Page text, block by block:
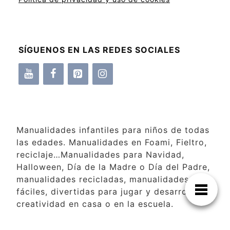
SÍGUENOS EN LAS REDES SOCIALES
Manualidades infantiles para niños de todas
las edades. Manualidades en Foami, Fieltro,
reciclaje…Manualidades para Navidad,
Halloween, Día de la Madre o Día del Padre,
manualidades recicladas, manualidades
fáciles, divertidas para jugar y desarrollar la
creatividad en casa o en la escuela.